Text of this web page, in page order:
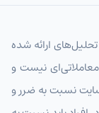
ارائه شده
نیست و
نسبت به ضرر و